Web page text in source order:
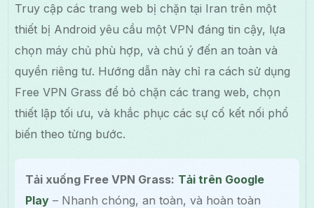
Truy cập các trang web bị chặn tại Iran trên một
thiết bị Android yêu cầu một VPN đáng tin cậy, lựa
chọn máy chủ phù hợp, và chú ý đến an toàn và
quyền riêng tư. Hướng dẫn này chỉ ra cách sử dụng
Free VPN Grass để bỏ chặn các trang web, chọn
thiết lập tối ưu, và khắc phục các sự cố kết nối phổ
biến theo từng bước.
Tải xuống Free VPN Grass: Tải trên Google
Play – Nhanh chóng, an toàn, và hoàn toàn